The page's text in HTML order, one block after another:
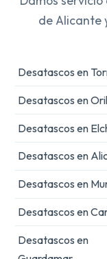
de Alicante
Desatascos en
Desatascos en
Desatascos en
Desatascos en
Desatascos en
Desatascos en
Desatascos en